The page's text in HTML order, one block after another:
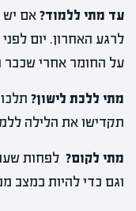
עד מתי ללמוד?אם יש
לרגע האחרון. יום
על החומר אחרי
מתי ללכת לישון?
תקדישו את הלילה
מתי לקום? לפחות
וגם כדי להיות במצב